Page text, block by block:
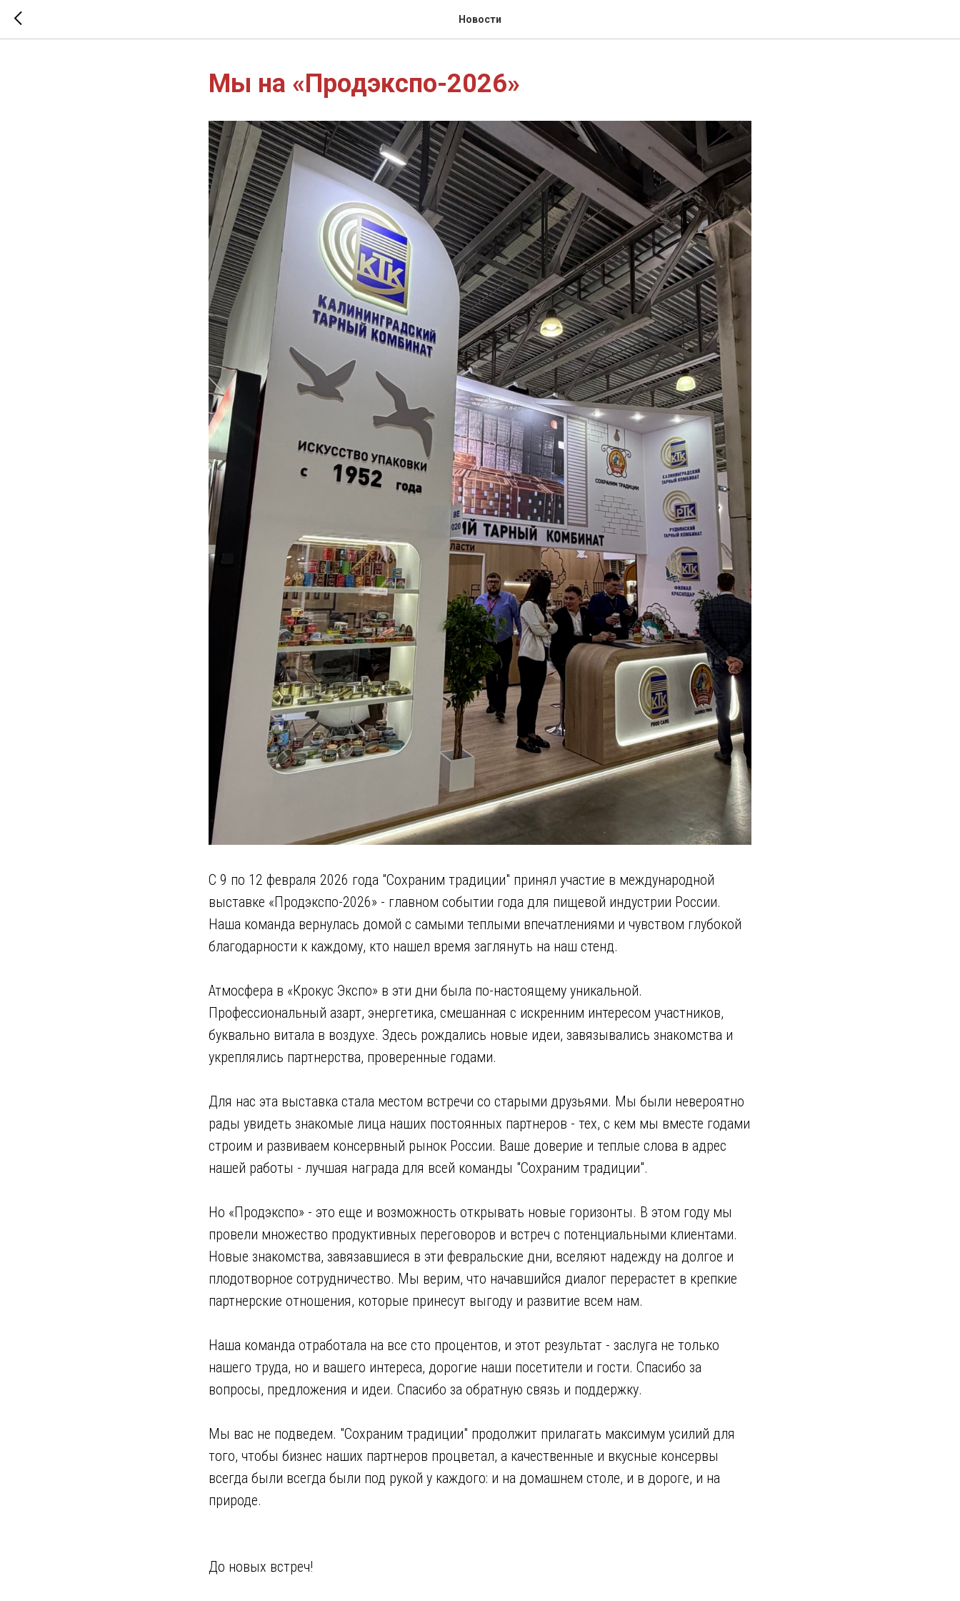
Новости
Мы на «Продэкспо-2026»
С 9 по 12 февраля 2026 года "Сохраним традиции" принял участие в международной
выставке «Продэкспо-2026» - главном событии года для пищевой индустрии России.
Наша команда вернулась домой с самыми теплыми впечатлениями и чувством глубокой
благодарности к каждому, кто нашел время заглянуть на наш стенд.
Атмосфера в «Крокус Экспо» в эти дни была по-настоящему уникальной.
Профессиональный азарт, энергетика, смешанная с искренним интересом участников,
буквально витала в воздухе. Здесь рождались новые идеи, завязывались знакомства и
укреплялись партнерства, проверенные годами.
Для нас эта выставка стала местом встречи со старыми друзьями. Мы были невероятно
рады увидеть знакомые лица наших постоянных партнеров - тех, с кем мы вместе годами
строим и развиваем консервный рынок России. Ваше доверие и теплые слова в адрес
нашей работы - лучшая награда для всей команды "Сохраним традиции".
Но «Продэкспо» - это еще и возможность открывать новые горизонты. В этом году мы
провели множество продуктивных переговоров и встреч с потенциальными клиентами.
Новые знакомства, завязавшиеся в эти февральские дни, вселяют надежду на долгое и
плодотворное сотрудничество. Мы верим, что начавшийся диалог перерастет в крепкие
партнерские отношения, которые принесут выгоду и развитие всем нам.
Наша команда отработала на все сто процентов, и этот результат - заслуга не только
нашего труда, но и вашего интереса, дорогие наши посетители и гости. Спасибо за
вопросы, предложения и идеи. Спасибо за обратную связь и поддержку.
Мы вас не подведем. "Сохраним традиции" продолжит прилагать максимум усилий для
того, чтобы бизнес наших партнеров процветал, а качественные и вкусные консервы
всегда были всегда были под рукой у каждого: и на домашнем столе, и в дороге, и на
природе.
До новых встреч!